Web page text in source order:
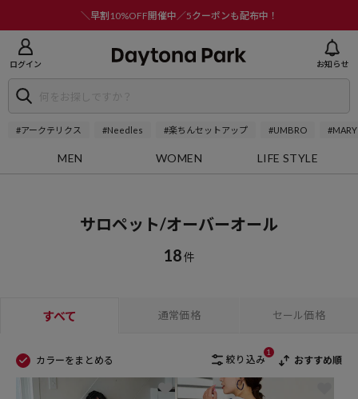
＼早割10%OFF開催中／5クーポンも配布中！
ログイン お知らせ
#アークテリクス #Needles #楽ちんセットアップ #UMBRO
MEN WOMEN LIFE STYLE
サロペット/オーバーオール
18件
すべて 通常価格 セール価格
カラーをまとめる 絞り込み
1
おすすめ順